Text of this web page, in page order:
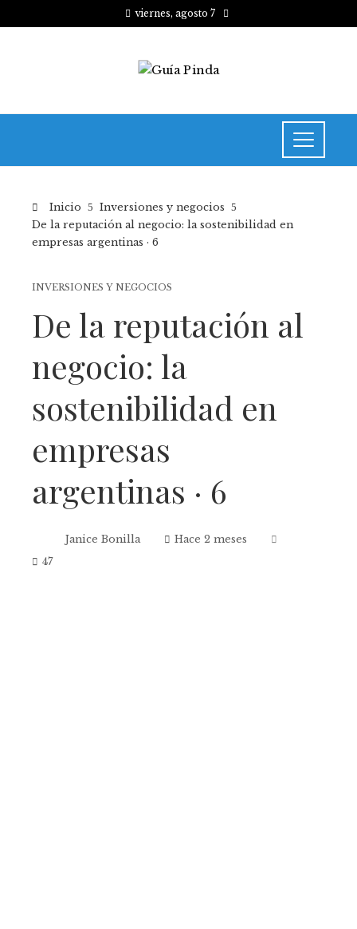
viernes, agosto 7
Inicio
Inversiones y negocios
De la reputación al negocio: la sostenibilidad en
empresas argentinas · 6
INVERSIONES Y NEGOCIOS
De la reputación al
negocio: la
sostenibilidad en
empresas
argentinas · 6
Janice Bonilla
Hace 2 meses
47